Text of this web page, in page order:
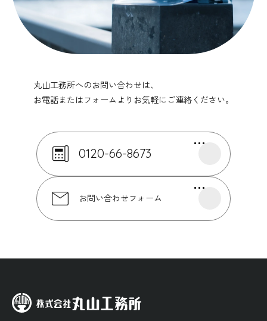
丸山工務所へのお問い合わせは、
お電話またはフォームよりお気軽にご連絡ください。
0120-66-8673
お問い合わせフォーム